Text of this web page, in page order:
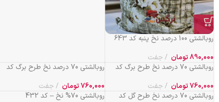
روبالشتی 100 درصد نخ پنبه کد 643
890,000تومان جفت
روبالشتی 70 درصد نخ طرح برگ کد
760,000تومان جفت
روبالشتی 70 درصد نخ طرح برگ کد
760,000تومان
جفت
روبالشتی 70 درصد نخ طرح گل کد
روبالشتی 70% نخ – کد 432